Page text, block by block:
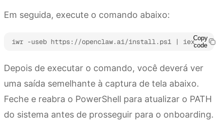
Em seguida, execute o comando abaixo:
iwr -useb https://openclaw.ai/install.ps1 | iexCopy
code
Depois de executar o comando, você deverá ver
uma saída semelhante à captura de tela abaixo.
Feche e reabra o PowerShell para atualizar o PATH
do sistema antes de prosseguir para o onboarding.